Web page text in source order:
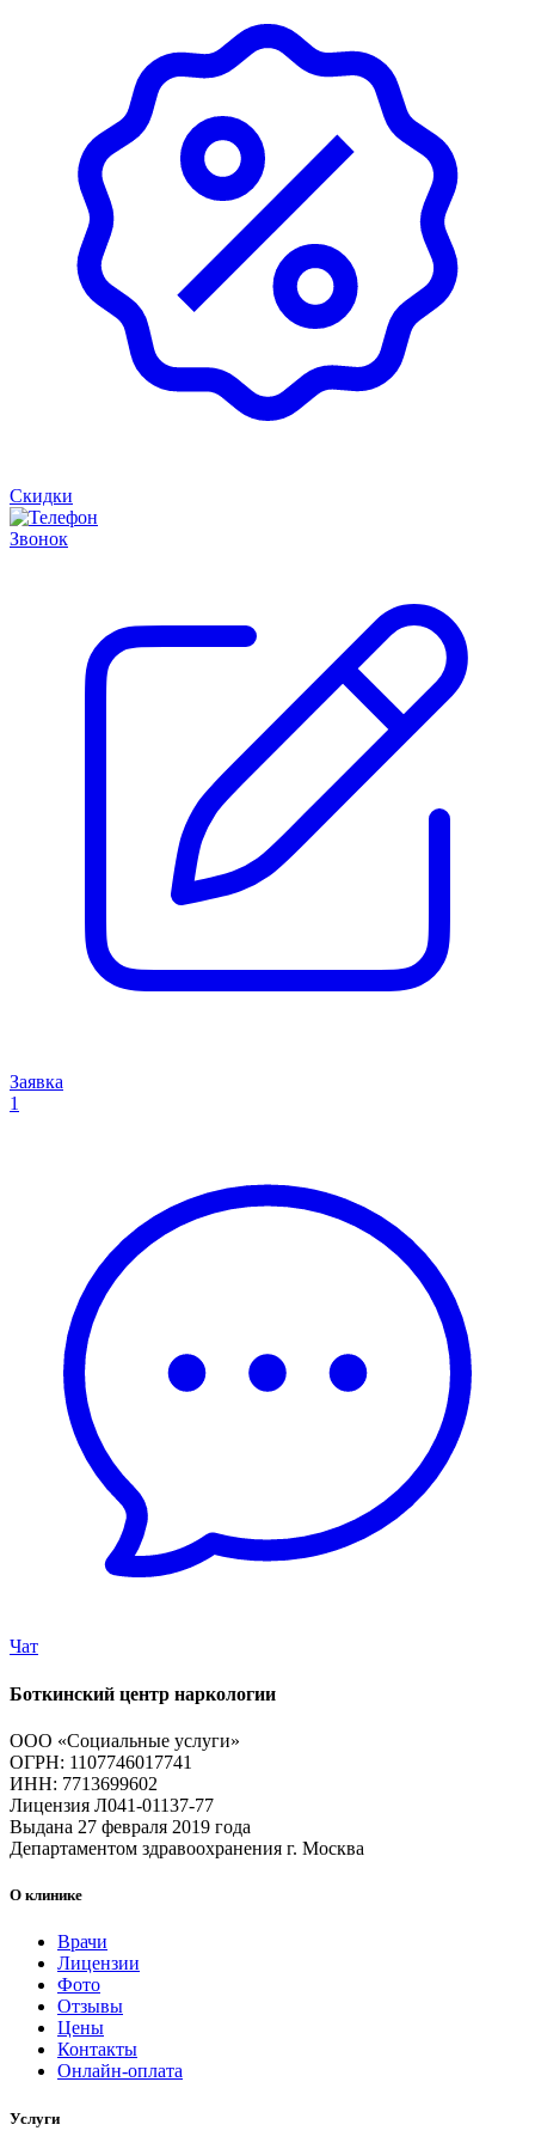
Скидки
Звонок
Заявка
1
Чат
Боткинский центр наркологии
ООО «Социальные услуги»
ОГРН: 1107746017741
ИНН: 7713699602
Лицензия Л041-01137-77
Выдана 27 февраля 2019 года
Департаментом здравоохранения г. Москва
О клинике
Врачи
Лицензии
Фото
Отзывы
Цены
Контакты
Онлайн-оплата
Услуги